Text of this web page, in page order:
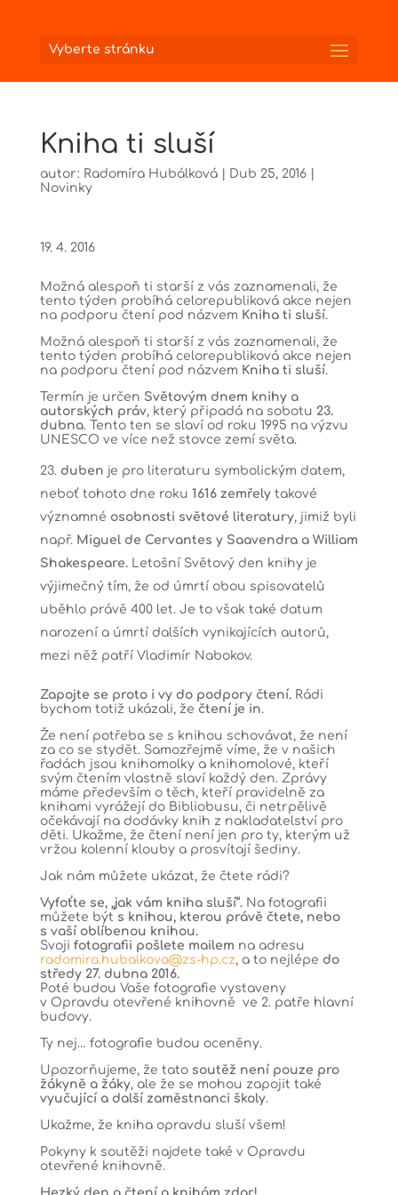
Vyberte stránku
Kniha ti sluší
autor: Radomíra Hubálková| Dub 25, 2016|
Novinky
19. 4. 2016
Možná alespoň ti starší z vás zaznamenali, že
tento týden probíhá celorepubliková akce nejen
na podporu čtení pod názvem Kniha ti sluší.
Možná alespoň ti starší z vás zaznamenali, že
tento týden probíhá celorepubliková akce nejen
na podporu čtení pod názvem Kniha ti sluší.
Termín je určen Světovým dnem knihy a
autorských práv, který připadá na sobotu 23.
dubna. Tento ten se slaví od roku 1995 na výzvu
UNESCO ve více než stovce zemí světa.
duben je pro literaturu symbolickým datem,
neboť tohoto dne roku 1616 zemřelytakové
významné osobnosti světové literatury, jimiž byli
např. Miguel de Cervantes y Saavendra a William
Shakespeare. Letošní Světový den knihy je
výjimečný tím, že od úmrtí obou spisovatelů
uběhlo právě 400 let. Je to však také datum
narození a úmrtí dalších vynikajících autorů,
mezi něž patří Vladimír Nabokov.
Zapojte se proto i vy do podpory čtení.Rádi
bychom totiž ukázali, že čtení je in.
Že není potřeba se s knihou schovávat, že není
za co se stydět. Samozřejmě víme, že v našich
řadách jsou knihomolky a knihomolové, kteří
svým čtením vlastně slaví každý den. Zprávy
máme především o těch, kteří pravidelně za
knihami vyrážejí do Bibliobusu, či netrpělivě
očekávají na dodávky knih z nakladatelství pro
děti. Ukažme, že čtení není jen pro ty, kterým už
vržou kolenní klouby a prosvítají šediny.
Jak nám můžete ukázat, že čtete rádi?
Vyfoťte se, „jak vám kniha sluší“.Na fotografii
můžete být s knihou, kterou právě čtete, nebo
s vaší oblíbenou knihou.
Svoji fotografii pošlete mailem na adresu
radomira.hubalkova@zs-hp.cz, a to nejlépe do
středy 27. dubna 2016.
Poté budou Vaše fotografie vystaveny
v Opravdu otevřené knihovně ve 2. patře hlavní
budovy.
Ty nej… fotografie budou oceněny.
Upozorňujeme, že tato soutěž není pouze pro
žákyně a žáky, ale že se mohou zapojit také
vyučující a další zaměstnanci školy.
Ukažme, že kniha opravdu sluší všem!
Pokyny k soutěži najdete také v Opravdu
otevřené knihovně.